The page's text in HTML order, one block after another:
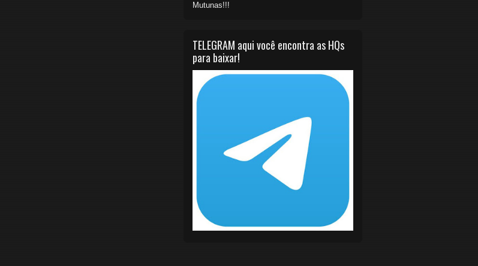
Mutunas!!!
TELEGRAM aqui você encontra as HQs
para baixar!